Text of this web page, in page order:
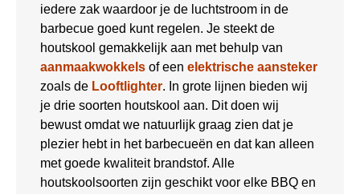
iedere zak waardoor je de luchtstroom in de
barbecue goed kunt regelen. Je steekt de
houtskool gemakkelijk aan met behulp van
aanmaakwokkels of een elektrische aansteker
zoals de Looftlighter. In grote lijnen bieden wij
je drie soorten houtskool aan. Dit doen wij
bewust omdat we natuurlijk graag zien dat je
plezier hebt in het barbecueën en dat kan alleen
met goede kwaliteit brandstof. Alle
houtskoolsoorten zijn geschikt voor elke BBQ en